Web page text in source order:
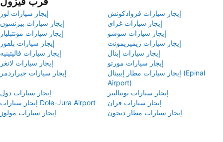
إيجار سيارات لور
إيجار سيارات فروادكونش
إيجار سيارات بيزنسون
إيجار سيارات غراي
إيجار سيارات مونتبليار
إيجار سيارات سوشو
إيجار سيارات بلفور
إيجار سيارات ريميريمونت
إيجار سيارات فاليتينيه
إيجار سيارات إبنال
إيجار سيارات لانغر
إيجار سيارات مورتو
إيجار سيارات جيراردمر
إيجار سيارات مطار إيبينال (Epinal
Airport)
إيجار سيارات دول
إيجار سيارات بونتاليير
إيجار سيارات Dole-Jura Airport
إيجار سيارات فران
إيجار سيارات مولوز
إيجار سيارات مطار ديجون